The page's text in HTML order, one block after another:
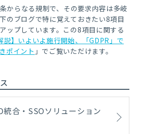
からなる規制で、その要求内容は多岐
のブログで特に覚えておきたい8項目
ップしています。この8項目に関する
説】いよいよ施行開始、「GDPR」で
ポイント 」でご覧いただけます。
合・SSOソリューション